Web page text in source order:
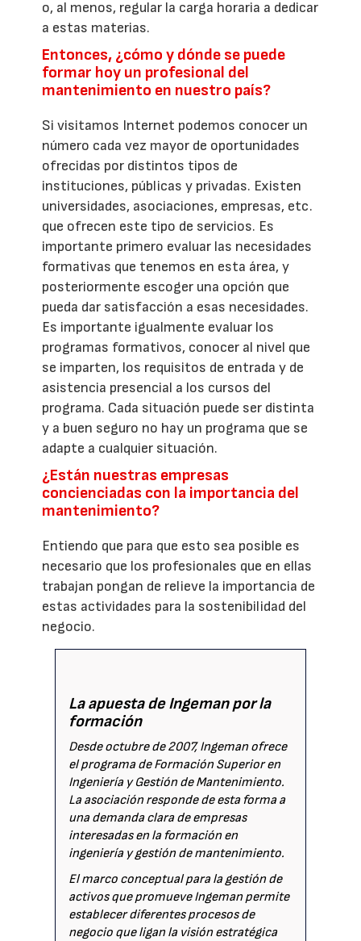
o, al menos, regular la carga horaria a dedicar
a estas materias.
Entonces, ¿cómo y dónde se puede
formar hoy un profesional del
mantenimiento en nuestro país?
Si visitamos Internet podemos conocer un
número cada vez mayor de oportunidades
ofrecidas por distintos tipos de
instituciones, públicas y privadas. Existen
universidades, asociaciones, empresas, etc.
que ofrecen este tipo de servicios. Es
importante primero evaluar las necesidades
formativas que tenemos en esta área, y
posteriormente escoger una opción que
pueda dar satisfacción a esas necesidades.
Es importante igualmente evaluar los
programas formativos, conocer al nivel que
se imparten, los requisitos de entrada y de
asistencia presencial a los cursos del
programa. Cada situación puede ser distinta
y a buen seguro no hay un programa que se
adapte a cualquier situación.
¿Están nuestras empresas
concienciadas con la importancia del
mantenimiento?
Entiendo que para que esto sea posible es
necesario que los profesionales que en ellas
trabajan pongan de relieve la importancia de
estas actividades para la sostenibilidad del
negocio.
La apuesta de Ingeman por la
formación
Desde octubre de 2007, Ingeman ofrece
el programa de Formación Superior en
Ingeniería y Gestión de Mantenimiento.
La asociación responde de esta forma a
una demanda clara de empresas
interesadas en la formación en
ingeniería y gestión de mantenimiento.
El marco conceptual para la gestión de
activos que promueve Ingeman permite
establecer diferentes procesos de
negocio que ligan la visión estratégica